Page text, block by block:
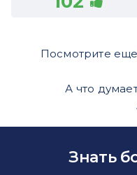
Посмотрите еще
А что
Знать